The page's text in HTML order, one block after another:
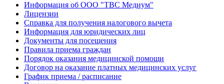
Информация об ООО "ТВС Медиум"
Лицензии
Справка для получения налогового вычета
Информация для юридических лиц
Документы для посещения
Правила приема граждан
Порядок оказания медицинской помощи
Договор на оказание платных медицинских услуг
График приема / расписание